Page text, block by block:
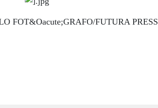
FOT&Oacute;GRAFO/FUTURA